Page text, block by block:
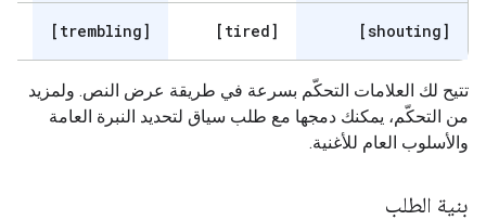
[shouting]
[tired]
[trembling]
تتيح لك العلامات التحكّم بسرعة في طريقة عرض النص. ولمزيد
من التحكّم، يمكنك دمجها مع طلب سياق لتحديد النبرة العامة
والأسلوب العام للأغنية.
بنية الطلب